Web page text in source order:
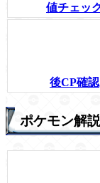
値チェッ
後CP確認
ポケモン解